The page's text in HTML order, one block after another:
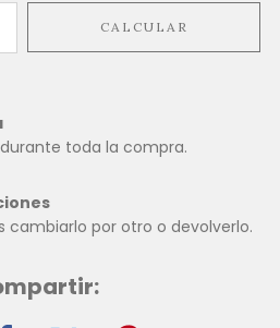
CALCULAR
toda la compra.
cambiarlo por otro o devolverlo.